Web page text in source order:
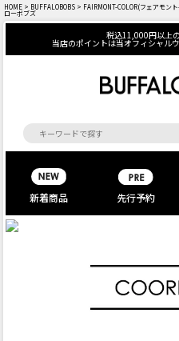
HOME > BUFFALOBOBS > FAIRMONT-COLOR(フェアモン
ローボブズ
税込11,000円以上
当店のポイントは当オフィシャル
新着商品 先行予約